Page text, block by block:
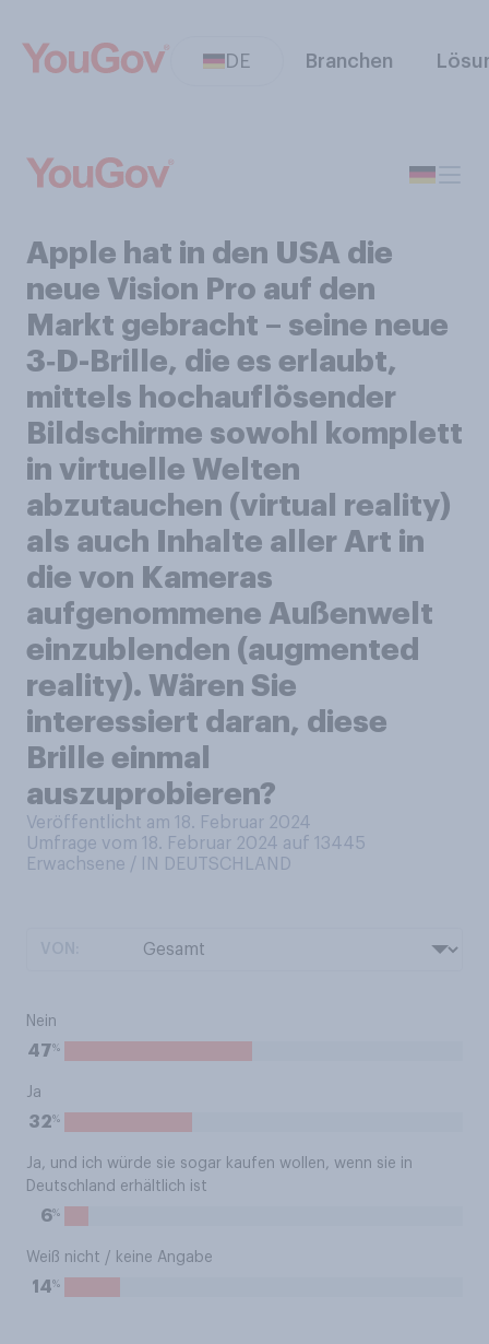
DE Branchen
Apple hat in den USA die
neue Vision Pro auf den
Markt gebracht – seine neue
3‑D-Brille, die es erlaubt,
mittels hochauflösender
Bildschirme sowohl komplett
in virtuelle Welten
abzutauchen (virtual reality)
als auch Inhalte aller Art in
die von Kameras
aufgenommene Außenwelt
einzublenden (augmented
reality). Wären Sie
interessiert daran, diese
Brille einmal
auszuprobieren?
Veröffentlicht am 18. Februar 2024
Umfrage vom 18. Februar 2024 auf 13445
Erwachsene / IN DEUTSCHLAND
Nein
47%
Ja
32%
Ja, und ich würde sie sogar kaufen wollen, wenn sie in
Deutschland erhältlich ist
6%
Weiß nicht / keine Angabe
14%